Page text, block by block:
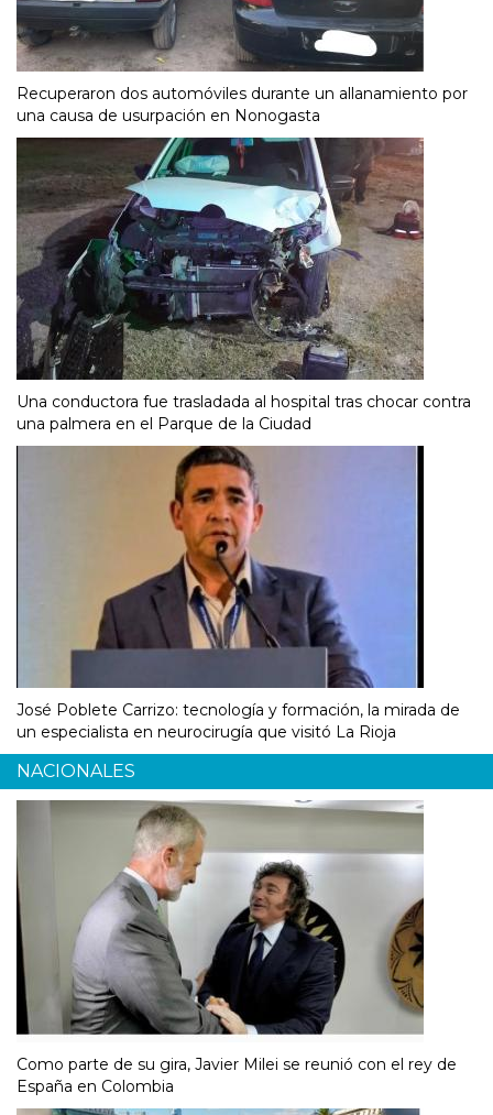
Recuperaron dos automóviles durante un allanamiento por
una causa de usurpación en Nonogasta
Una conductora fue trasladada al hospital tras chocar contra
una palmera en el Parque de la Ciudad
José Poblete Carrizo: tecnología y formación, la mirada de
un especialista en neurocirugía que visitó La Rioja
NACIONALES
Como parte de su gira, Javier Milei se reunió con el rey de
España en Colombia